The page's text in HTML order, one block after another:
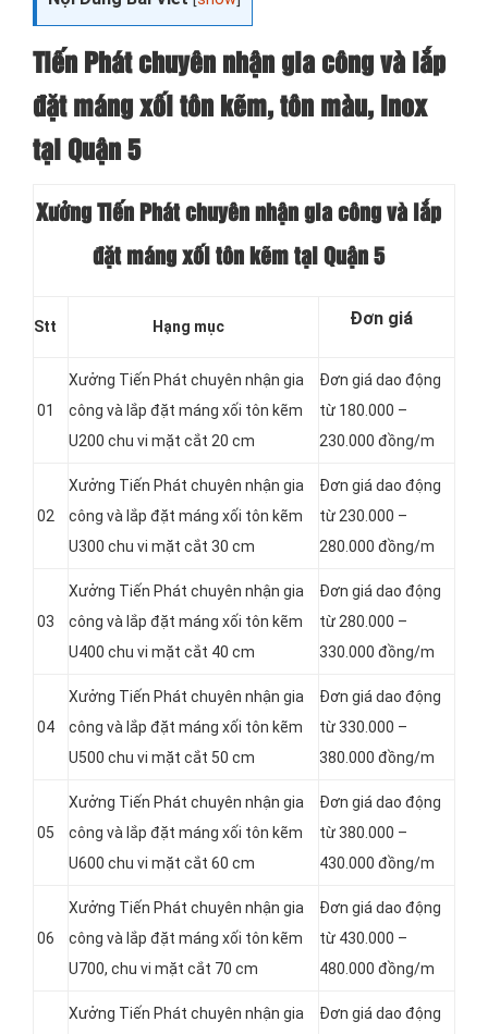
Tiến Phát chuyên nhận gia công và lắp
đặt máng xối tôn kẽm, tôn màu, Inox
tại Quận 5
Xưởng Tiến Phát chuyên nhận gia công và lắp
đặt máng xối tôn kẽm tại Quận 5
Stt Hạng mục Đơn giá
01
Xưởng Tiến Phát chuyên nhận gia
công và lắp đặt máng xối tôn kẽm
U200 chu vi mặt cắt 20 cm
Đơn giá dao động
từ 180.000 –
230.000 đồng/m
02
Xưởng Tiến Phát chuyên nhận gia
công và lắp đặt máng xối tôn kẽm
U300 chu vi mặt cắt 30 cm
Đơn giá dao động
từ 230.000 –
280.000 đồng/m
03
Xưởng Tiến Phát chuyên nhận gia
công và lắp đặt máng xối tôn kẽm
U400 chu vi mặt cắt 40 cm
Đơn giá dao động
từ 280.000 –
330.000 đồng/m
04
Xưởng Tiến Phát chuyên nhận gia
công và lắp đặt máng xối tôn kẽm
U500 chu vi mặt cắt 50 cm
Đơn giá dao động
từ 330.000 –
380.000 đồng/m
05
Xưởng Tiến Phát chuyên nhận gia
công và lắp đặt máng xối tôn kẽm
U600 chu vi mặt cắt 60 cm
Đơn giá dao động
từ 380.000 –
430.000 đồng/m
06
Xưởng Tiến Phát chuyên nhận gia
công và lắp đặt máng xối tôn kẽm
U700, chu vi mặt cắt 70 cm
Đơn giá dao động
từ 430.000 –
480.000 đồng/m
Xưởng Tiến Phát chuyên nhận gia
Đơn giá dao động